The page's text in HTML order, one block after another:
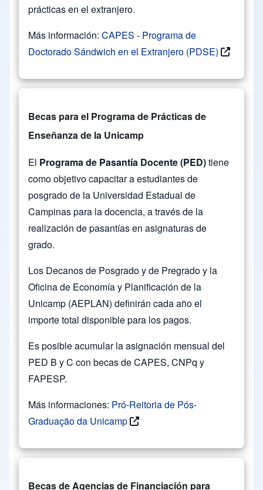
prácticas en el extranjero.
Más información: CAPES - Programa de
Doctorado Sándwich en el Extranjero (PDSE)
Becas para el Programa de Prácticas de
Enseñanza de la Unicamp
El Programa de Pasantía Docente (PED)tiene
como objetivo capacitar a estudiantes de
posgrado de la Universidad Estadual de
Campinas para la docencia, a través de la
realización de pasantías en asignaturas de
grado.
Los Decanos de Posgrado y de Pregrado y la
Oficina de Economía y Planificación de la
Unicamp (AEPLAN) definirán cada año el
importe total disponible para los pagos.
Es posible acumular la asignación mensual del
PED B y C con becas de CAPES, CNPq y
FAPESP.
Más informaciones: Pró-Reitoria de Pós-
Graduação da Unicamp
Becas de Agencias de Financiación para